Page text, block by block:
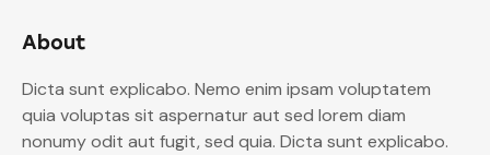
About
Dicta sunt explicabo. Nemo enim ipsam voluptatem
quia voluptas sit aspernatur aut sed lorem diam
nonumy odit aut fugit, sed quia. Dicta sunt explicabo.